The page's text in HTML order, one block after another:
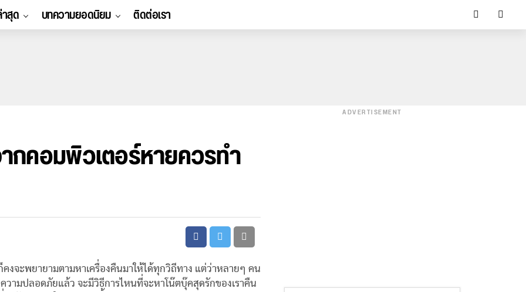
สุด บทความยอดนิยม ติดต่อเรา
คอมพิวเตอร์หายควรทำ
งจะพยายามตามหาเครื่องคืนมาให้ได้ทุกวิถีทาง แต่ว่าหลายๆ คน
วามปลอดภัยแล้ว จะมีวิธีการไหนที่จะหาโน๊ตบุ๊คสุดรักของเราคืน
ADVERTISEMENT